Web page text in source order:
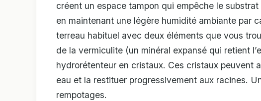
créent un espace tampon qui empêche le
en maintenant une légère humidité ambiante par
terreau habituel avec deux éléments que vous
de la vermiculite (un minéral expansé qui retient
hydrorétenteur en cristaux. Ces cristaux peuvent
eau et la restituer progressivement aux racines.
rempotages.